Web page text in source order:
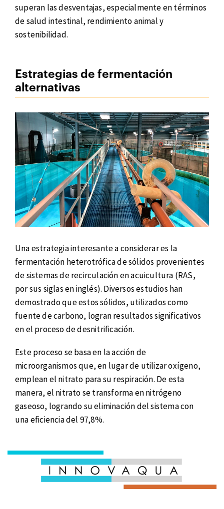
superan las desventajas, especialmente en términos
de salud intestinal, rendimiento animal y
sostenibilidad.
Estrategias de fermentación
alternativas
Una estrategia interesante a considerar es la
fermentación heterotrófica de sólidos provenientes
de sistemas de recirculación en acuicultura (RAS,
por sus siglas en inglés). Diversos estudios han
demostrado que estos sólidos, utilizados como
fuente de carbono, logran resultados significativos
en el proceso de desnitrificación.
Este proceso se basa en la acción de
microorganismos que, en lugar de utilizar oxígeno,
emplean el nitrato para su respiración. De esta
manera, el nitrato se transforma en nitrógeno
gaseoso, logrando su eliminación del sistema con
una eficiencia del 97,8%.